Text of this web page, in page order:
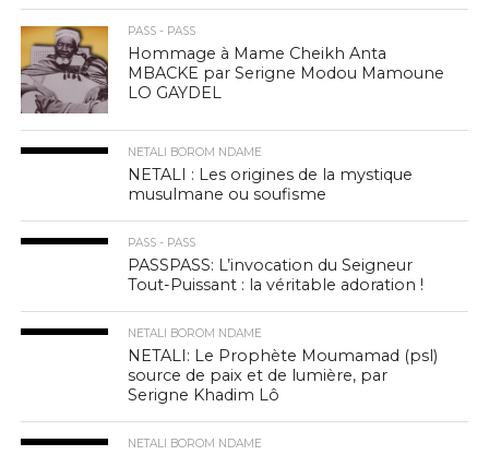
PASS - PASS
Hommage à Mame Cheikh Anta
MBACKE par Serigne Modou Mamoune
LO GAYDEL
NETALI BOROM NDAME
NETALI : Les origines de la mystique
musulmane ou soufisme
PASS - PASS
PASSPASS: L’invocation du Seigneur
Tout-Puissant : la véritable adoration !
NETALI BOROM NDAME
NETALI: Le Prophète Moumamad (psl)
source de paix et de lumière, par
Serigne Khadim Lô
NETALI BOROM NDAME